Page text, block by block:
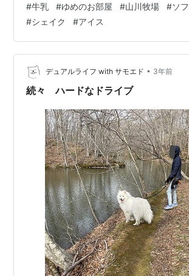
せてない。 他の味も美味しそうなんだけ
ソフトクリームを食べていました！ ソフ
いしそう。 いろいろなお店がソフトクリ
ますけど、結構個性的なお店が あります
のソフト。 雑誌の特集に組み込まれてい
いろなソフトクリーム…
#牛乳 #ゆめのお部屋 #山川牧場 #ソ
#シェイク #アイス
デュアルライフ with サモエド • 3年前
続々 ハードなドライブ